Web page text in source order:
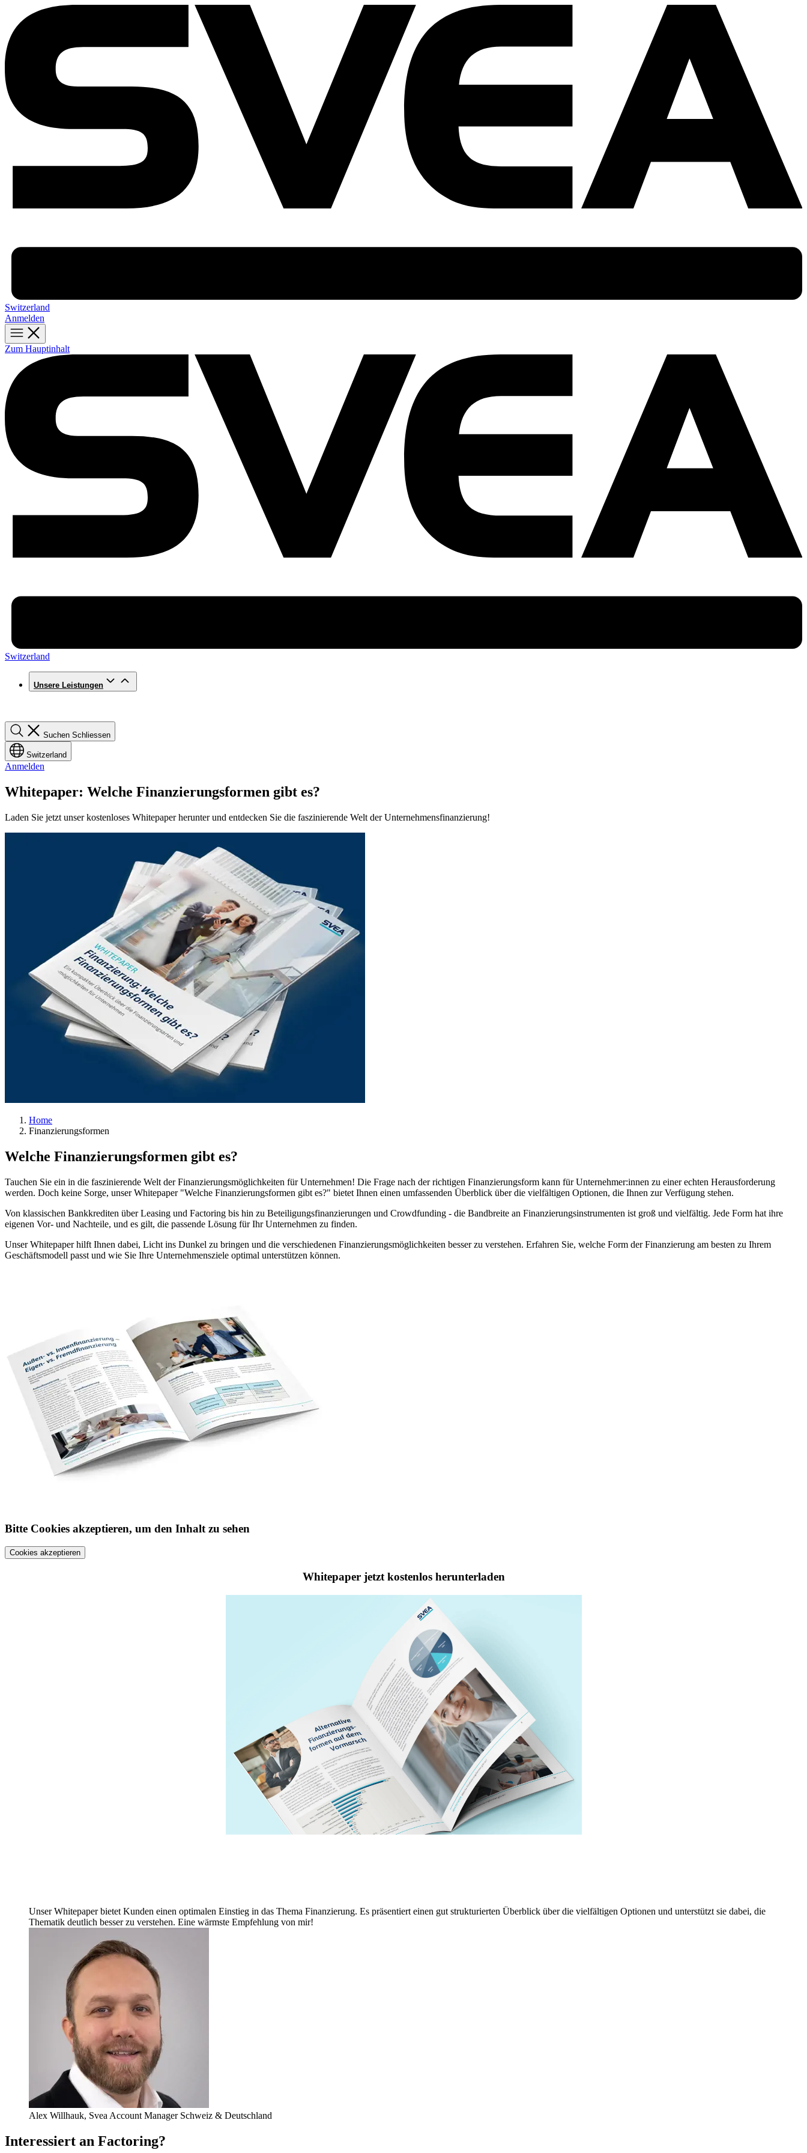
Switzerland
Anmelden
Zum Hauptinhalt
Switzerland
Unsere Leistungen
Suchen Schliessen
Switzerland
Anmelden
Whitepaper: Welche Finanzierungsformen gibt es?
Laden Sie jetzt unser kostenloses Whitepaper herunter und entdecken Sie die faszinierende Welt der Unternehmensfinanzierung!
Home
Finanzierungsformen
Welche Finanzierungsformen gibt es?
Tauchen Sie ein in die faszinierende Welt der Finanzierungsmöglichkeiten für Unternehmen! Die Frage nach der richtigen Finanzierungsform kann für Unternehmer:innen zu einer echten Herausforderung
werden. Doch keine Sorge, unser Whitepaper "Welche Finanzierungsformen gibt es?" bietet Ihnen einen umfassenden Überblick über die vielfältigen Optionen, die Ihnen zur Verfügung stehen.
Von klassischen Bankkrediten über Leasing und Factoring bis hin zu Beteiligungsfinanzierungen und Crowdfunding - die Bandbreite an Finanzierungsinstrumenten ist groß und vielfältig. Jede Form hat ihre
eigenen Vor- und Nachteile, und es gilt, die passende Lösung für Ihr Unternehmen zu finden.
Unser Whitepaper hilft Ihnen dabei, Licht ins Dunkel zu bringen und die verschiedenen Finanzierungsmöglichkeiten besser zu verstehen. Erfahren Sie, welche Form der Finanzierung am besten zu Ihrem
Geschäftsmodell passt und wie Sie Ihre Unternehmensziele optimal unterstützen können.
Bitte Cookies akzeptieren, um den Inhalt zu sehen
Cookies akzeptieren
Whitepaper jetzt kostenlos herunterladen
Unser Whitepaper bietet Kunden einen optimalen Einstieg in das Thema Finanzierung. Es präsentiert einen gut strukturierten Überblick über die vielfältigen Optionen und unterstützt sie dabei, die
Thematik deutlich besser zu verstehen. Eine wärmste Empfehlung von mir!
Alex Willhauk, Svea Account Manager Schweiz & Deutschland
Interessiert an Factoring?